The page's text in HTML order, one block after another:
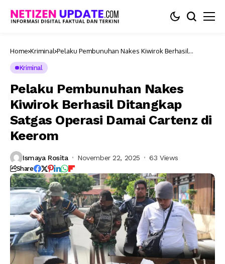
Home Kriminal Pelaku Pembunuhan Nakes Kiwirok Berhasil
Kriminal
Pelaku Pembunuhan Nakes
Kiwirok Berhasil Ditangkap
Satgas Operasi Damai Cartenz di
Keerom
Ismaya Rosita November 22, 2025 63 Views
Share